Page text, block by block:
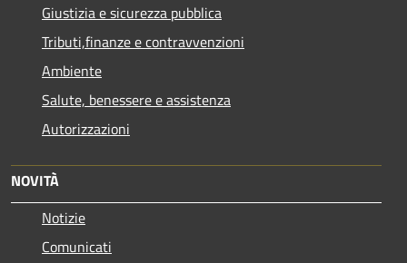
Giustizia e sicurezza pubblica
Tributi,finanze e contravvenzioni
Ambiente
Salute, benessere e assistenza
Autorizzazioni
NOVITÀ
Notizie
Comunicati